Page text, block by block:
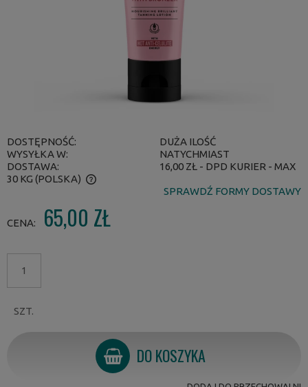
DOSTĘPNOŚĆ:
DUŻA ILOŚĆ
WYSYŁKA W:
NATYCHMIAST
DOSTAWA:
16,00 ZŁ - DPD KURIER - MAX
30 KG (POLSKA)
CENA NIE ZAWIERA EWENTUALNYCH KOSZTÓW PŁATNOŚCI
SPRAWDŹ FORMY DOSTAWY
CENA: 65,00 ZŁ
SZT.
DO KOSZYKA